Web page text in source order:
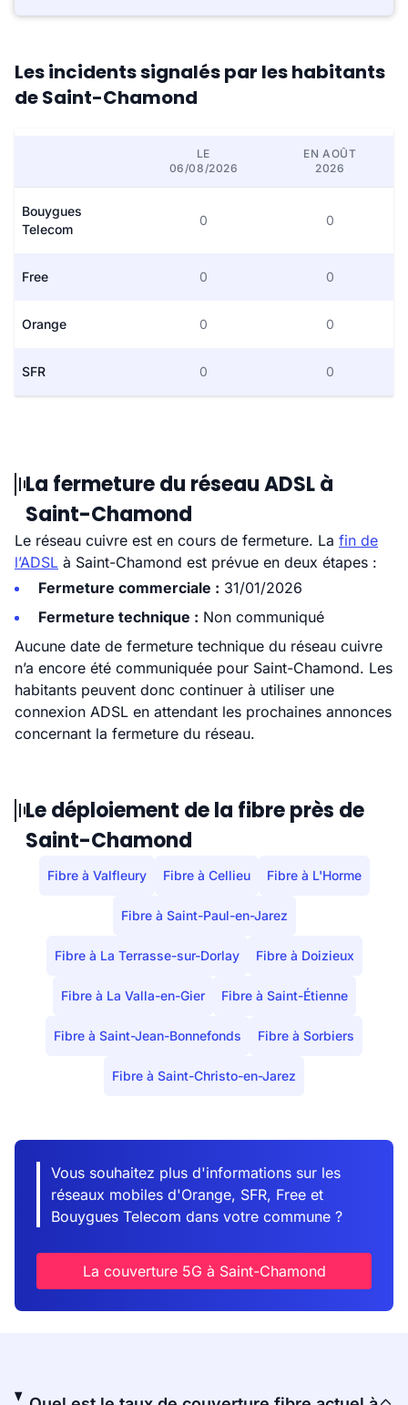
Les incidents signalés par les habitants
de Saint-Chamond
LE
06/08/2026
EN AOÛT
2026
Bouygues
Telecom
0 0
Free 0 0
Orange 0 0
SFR 0 0
La fermeture du réseau ADSL à
Saint-Chamond
Le réseau cuivre est en cours de fermeture. La fin de
l’ADSL à Saint-Chamond est prévue en deux étapes :
Fermeture commerciale : 31/01/2026
Fermeture technique : Non communiqué
Aucune date de fermeture technique du réseau cuivre
n’a encore été communiquée pour Saint-Chamond. Les
habitants peuvent donc continuer à utiliser une
connexion ADSL en attendant les prochaines annonces
concernant la fermeture du réseau.
Le déploiement de la fibre près de
Saint-Chamond
Fibre à Valfleury Fibre à Cellieu Fibre à L'Horme
Fibre à Saint-Paul-en-Jarez
Fibre à La Terrasse-sur-Dorlay Fibre à Doizieux
Fibre à La Valla-en-Gier Fibre à Saint-Étienne
Fibre à Saint-Jean-Bonnefonds Fibre à Sorbiers
Fibre à Saint-Christo-en-Jarez
Vous souhaitez plus d'informations sur les
réseaux mobiles d'Orange, SFR, Free et
Bouygues Telecom dans votre commune ?
La couverture 5G à Saint-Chamond